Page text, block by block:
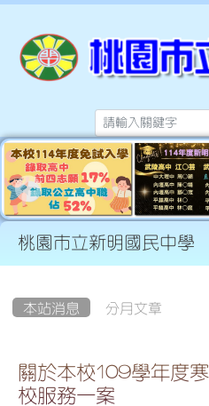
桃園市立新明國民中學
本站消息 分月文章
關於本校109學年度
校服務一案